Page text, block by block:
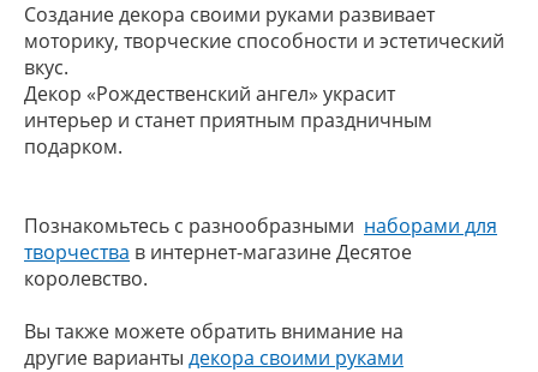
Создание декора своими руками развивает
моторику, творческие способности и эстетический
вкус.
Декор «Рождественский ангел» украсит
интерьер и станет приятным праздничным
подарком.
Познакомьтесь с разнообразными наборами для
творчества в интернет-магазине Десятое
королевство.
Вы также можете обратить внимание на
другие варианты декора своими руками